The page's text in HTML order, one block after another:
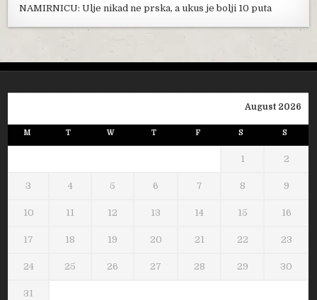
NAMIRNICU: Ulje nikad ne prska, a ukus je bolji 10 puta
August 2026
M T W T F S S
1 2
3 4 5 6 7 8 9
10 11 12 13 14 15 16
17 18 19 20 21 22 23
24 25 26 27 28 29 30
31